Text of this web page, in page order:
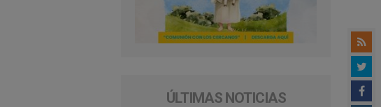
ÚLTIMAS NOTICIAS